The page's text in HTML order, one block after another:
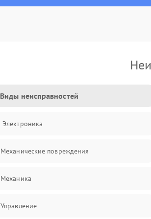
Виды неисправностей
Электроника
Механические повреждения
Механика
Управление